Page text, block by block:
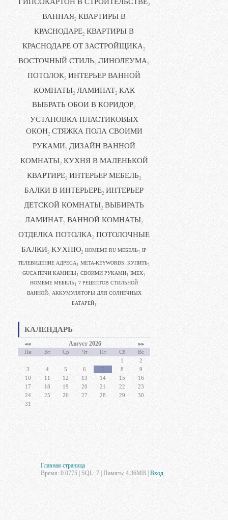
2
ВАННАЯ2 КВАРТИРЫ В
КРАСНОДАРЕ2 КВАРТИРЫ В
КРАСНОДАРЕ ОТ ЗАСТРОЙЩИКА2
ВОСТОЧНЫЙ СТИЛЬ2 ЛИНОЛЕУМА2
ПОТОЛОК2 ИНТЕРЬЕР ВАННОЙ
КОМНАТЫ2 ЛАМИНАТ2 КАК
ВЫБРАТЬ ОБОИ В КОРИДОР2
УСТАНОВКА ПЛАСТИКОВЫХ
ОКОН2 СТЯЖКА ПОЛА СВОИМИ
РУКАМИ2 ДИЗАЙН ВАННОЙ
КОМНАТЫ2 КУХНЯ В МАЛЕНЬКОЙ
КВАРТИРЕ2 ИНТЕРЬЕР МЕБЕЛЬ2
БАЛКИ В ИНТЕРЬЕРЕ2 ИНТЕРЬЕР
ДЕТСКОЙ КОМНАТЫ2 ВЫБИРАТЬ
ЛАМИНАТ2 ВАННОЙ КОМНАТЫ2
ОТДЕЛКА ПОТОЛКА2 ПОТОЛОЧНЫЕ
БАЛКИ2 КУХНЮ2 HOMEME RU МЕБЕЛЬ1 IP
ТЕЛЕВИДЕНИЕ АДРЕСА 1 META-KEYWORDS: КУПИТЬ1
GUCA ПЕЧИ КАМИНЫ1 CВОИМИ РУКАМИ1 IMEX1
HOMEME МЕБЕЛЬ1 7 РЕЦЕПТОВ СТИЛЬНОЙ
ВАННОЙ1 АККУМУЛЯТОРЫ ДЛЯ СОЛНЕЧНЫХ
БАТАРЕЙ1
КАЛЕНДАРЬ
«« Август 2026 »»
Пн Вт Ср Чт Пт Сб
Вс
1
2
3
4 5 6 7 8
9
10
11 12 13 14 15
16
17
18 19 20 21 22
23
24
25 26 27 28 29
30
31
Главная страница
Время: 0.0775 | SQL: 7 | Память: 4.36MB Вход